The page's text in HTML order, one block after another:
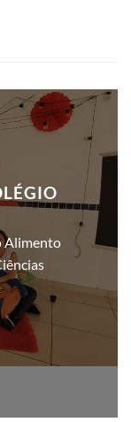
Alimento